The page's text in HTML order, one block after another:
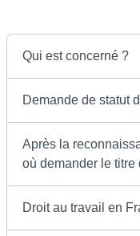
Qui est concerné ?
Demande de statut
Après la
où demander le titre
Droit au travail en